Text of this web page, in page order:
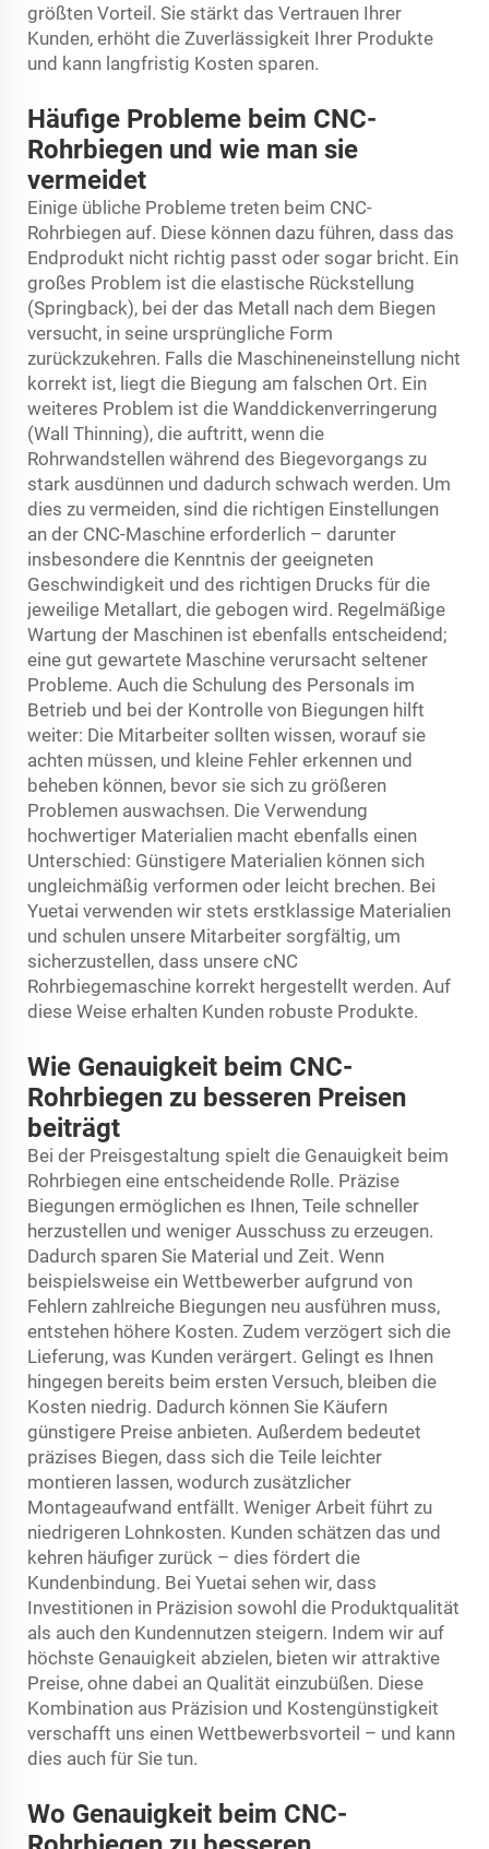
größten Vorteil. Sie stärkt das Vertrauen Ihrer
Kunden, erhöht die Zuverlässigkeit Ihrer Produkte
und kann langfristig Kosten sparen.
Häufige Probleme beim CNC-
Rohrbiegen und wie man sie
vermeidet
Einige übliche Probleme treten beim CNC-
Rohrbiegen auf. Diese können dazu führen, dass das
Endprodukt nicht richtig passt oder sogar bricht. Ein
großes Problem ist die elastische Rückstellung
(Springback), bei der das Metall nach dem Biegen
versucht, in seine ursprüngliche Form
zurückzukehren. Falls die Maschineneinstellung nicht
korrekt ist, liegt die Biegung am falschen Ort. Ein
weiteres Problem ist die Wanddickenverringerung
(Wall Thinning), die auftritt, wenn die
Rohrwandstellen während des Biegevorgangs zu
stark ausdünnen und dadurch schwach werden. Um
dies zu vermeiden, sind die richtigen Einstellungen
an der CNC-Maschine erforderlich – darunter
insbesondere die Kenntnis der geeigneten
Geschwindigkeit und des richtigen Drucks für die
jeweilige Metallart, die gebogen wird. Regelmäßige
Wartung der Maschinen ist ebenfalls entscheidend;
eine gut gewartete Maschine verursacht seltener
Probleme. Auch die Schulung des Personals im
Betrieb und bei der Kontrolle von Biegungen hilft
weiter: Die Mitarbeiter sollten wissen, worauf sie
achten müssen, und kleine Fehler erkennen und
beheben können, bevor sie sich zu größeren
Problemen auswachsen. Die Verwendung
hochwertiger Materialien macht ebenfalls einen
Unterschied: Günstigere Materialien können sich
ungleichmäßig verformen oder leicht brechen. Bei
Yuetai verwenden wir stets erstklassige Materialien
und schulen unsere Mitarbeiter sorgfältig, um
sicherzustellen, dass unsere cNC
Rohrbiegemaschine korrekt hergestellt werden. Auf
diese Weise erhalten Kunden robuste Produkte.
Wie Genauigkeit beim CNC-
Rohrbiegen zu besseren Preisen
beiträgt
Bei der Preisgestaltung spielt die Genauigkeit beim
Rohrbiegen eine entscheidende Rolle. Präzise
Biegungen ermöglichen es Ihnen, Teile schneller
herzustellen und weniger Ausschuss zu erzeugen.
Dadurch sparen Sie Material und Zeit. Wenn
beispielsweise ein Wettbewerber aufgrund von
Fehlern zahlreiche Biegungen neu ausführen muss,
entstehen höhere Kosten. Zudem verzögert sich die
Lieferung, was Kunden verärgert. Gelingt es Ihnen
hingegen bereits beim ersten Versuch, bleiben die
Kosten niedrig. Dadurch können Sie Käufern
günstigere Preise anbieten. Außerdem bedeutet
präzises Biegen, dass sich die Teile leichter
montieren lassen, wodurch zusätzlicher
Montageaufwand entfällt. Weniger Arbeit führt zu
niedrigeren Lohnkosten. Kunden schätzen das und
kehren häufiger zurück – dies fördert die
Kundenbindung. Bei Yuetai sehen wir, dass
Investitionen in Präzision sowohl die Produktqualität
als auch den Kundennutzen steigern. Indem wir auf
höchste Genauigkeit abzielen, bieten wir attraktive
Preise, ohne dabei an Qualität einzubüßen. Diese
Kombination aus Präzision und Kostengünstigkeit
verschafft uns einen Wettbewerbsvorteil – und kann
dies auch für Sie tun.
Wo Genauigkeit beim CNC-